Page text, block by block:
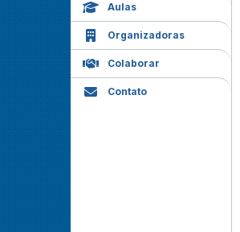
Aulas
Organizadoras
Colaborar
Contato